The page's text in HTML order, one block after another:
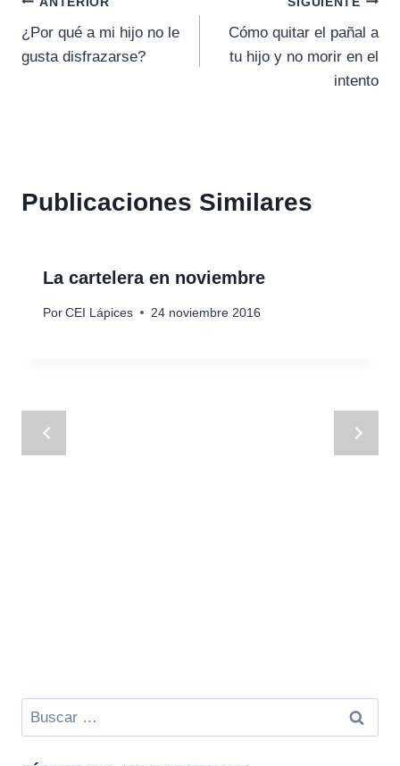
Navegación
de
¿Por qué a mi hijo no le
gusta disfrazarse?
Cómo quitar el pañal a
tu hijo y no morir en el
intento
Publicaciones Similares
La cartelera en noviembre
Por CEI Lápices 24 noviembre 2016
Buscar: